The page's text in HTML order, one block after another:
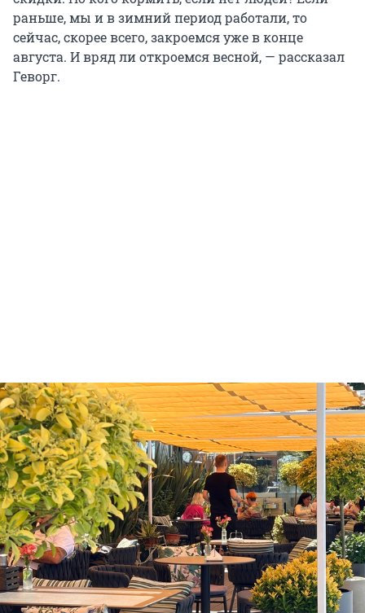
раньше, мы и в зимний период работали, то
сейчас, скорее всего, закроемся уже в конце
августа. И вряд ли откроемся весной, — рассказал
Геворг.